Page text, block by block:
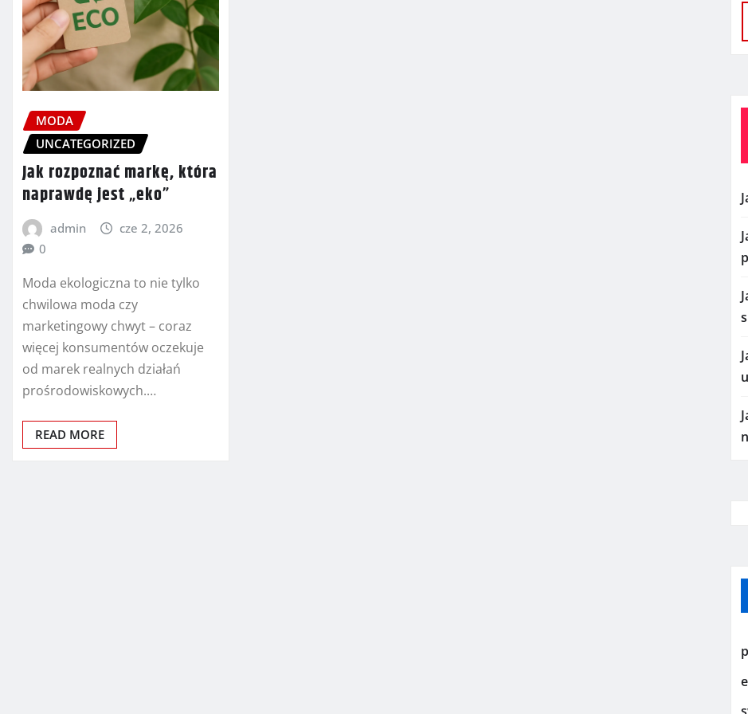
MODA
UNCATEGORIZED
Jak rozpoznać markę, która
naprawdę jest „eko”
admin
cze 2, 2026
0
Moda ekologiczna to nie tylko
chwilowa moda czy
marketingowy chwyt – coraz
więcej konsumentów oczekuje
od marek realnych działań
prośrodowiskowych.…
READ MORE